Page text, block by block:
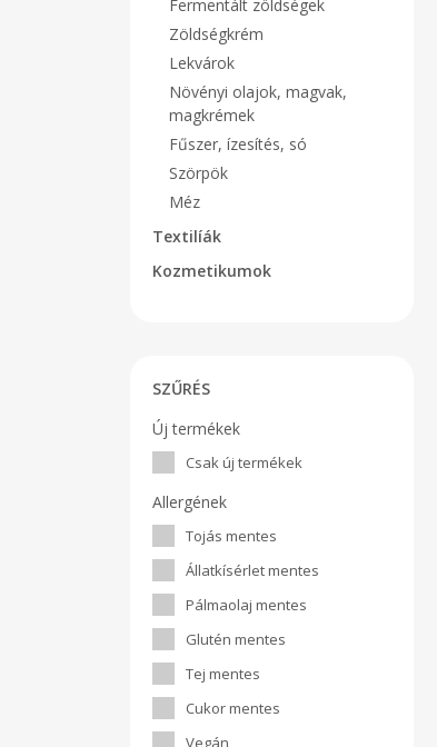
Fermentált zöldségek
Zöldségkrém
Lekvárok
Növényi olajok, magvak,
magkrémek
Fűszer, ízesítés, só
Szörpök
Méz
Textilíák
Kozmetikumok
SZŰRÉS
Új termékek
Csak új termékek
Allergének
Tojás mentes
Állatkísérlet mentes
Pálmaolaj mentes
Glutén mentes
Tej mentes
Cukor mentes
Vegán